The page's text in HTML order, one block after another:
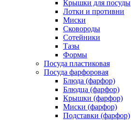
Крышки для посуды
Лотки и противни
Миски
Сковороды
Сотейники
Тазы
Формы
Посуда пластиковая
Посуда фарфоровая
Блюда (фарфор)
Блюдца (фарфор)
Крышки (фарфор)
Миски (фарфор)
Подставки (фарфор)